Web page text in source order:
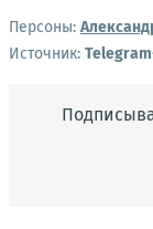
Персоны:
Источник: